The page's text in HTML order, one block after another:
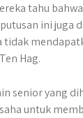
tahu
ini
Hag.
senior yang
untuk